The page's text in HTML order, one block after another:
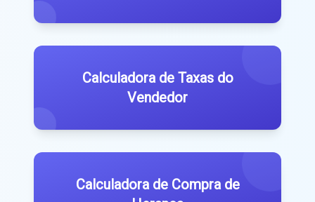
Calculadora de Taxas do
Vendedor
Calculadora de Compra de